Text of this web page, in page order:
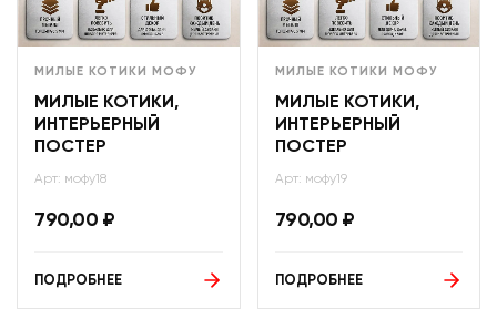
МИЛЫЕ КОТИКИ МОФУ
МИЛЫЕ КОТИКИ,
ИНТЕРЬЕРНЫЙ
ПОСТЕР
Арт: мофу18
790,00 ₽
ПОДРОБНЕЕ
МИЛЫЕ КОТИКИ МОФУ
МИЛЫЕ КОТИКИ,
ИНТЕРЬЕРНЫЙ
ПОСТЕР
Арт: мофу19
790,00 ₽
ПОДРОБНЕЕ